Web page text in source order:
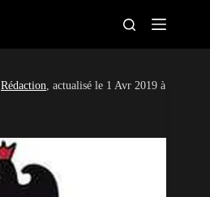
Pays
Clubs
Rédaction, actualisé le 1 Avr 2019 à